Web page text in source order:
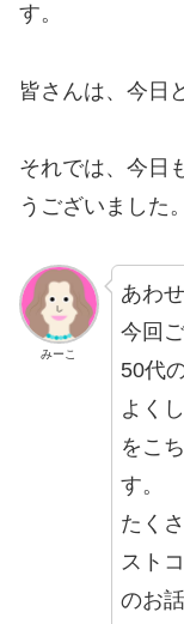
す。
皆さんは、今日
それでは、今日
うございました。
みーこ
あわ
今回
50代
よく
をこ
す。
たく
スト
のお